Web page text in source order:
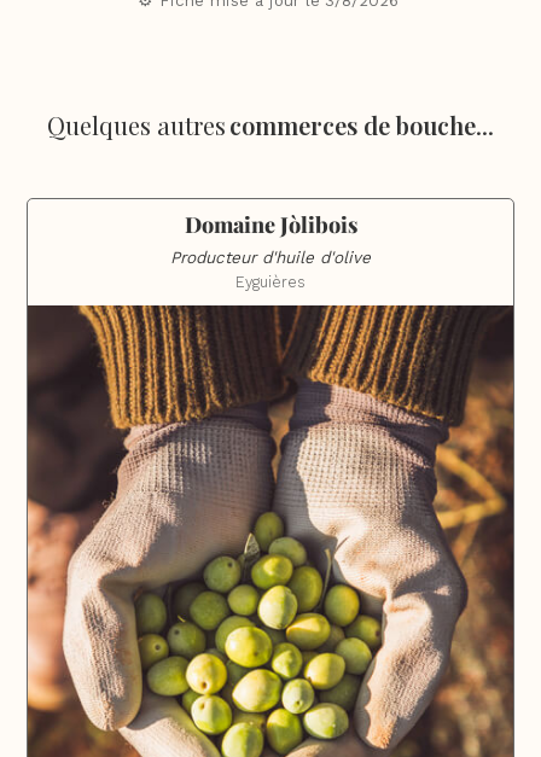
Quelques autrescommerces de bouche...
Domaine Jòlibois
Producteur d'huile d'olive
Eyguières